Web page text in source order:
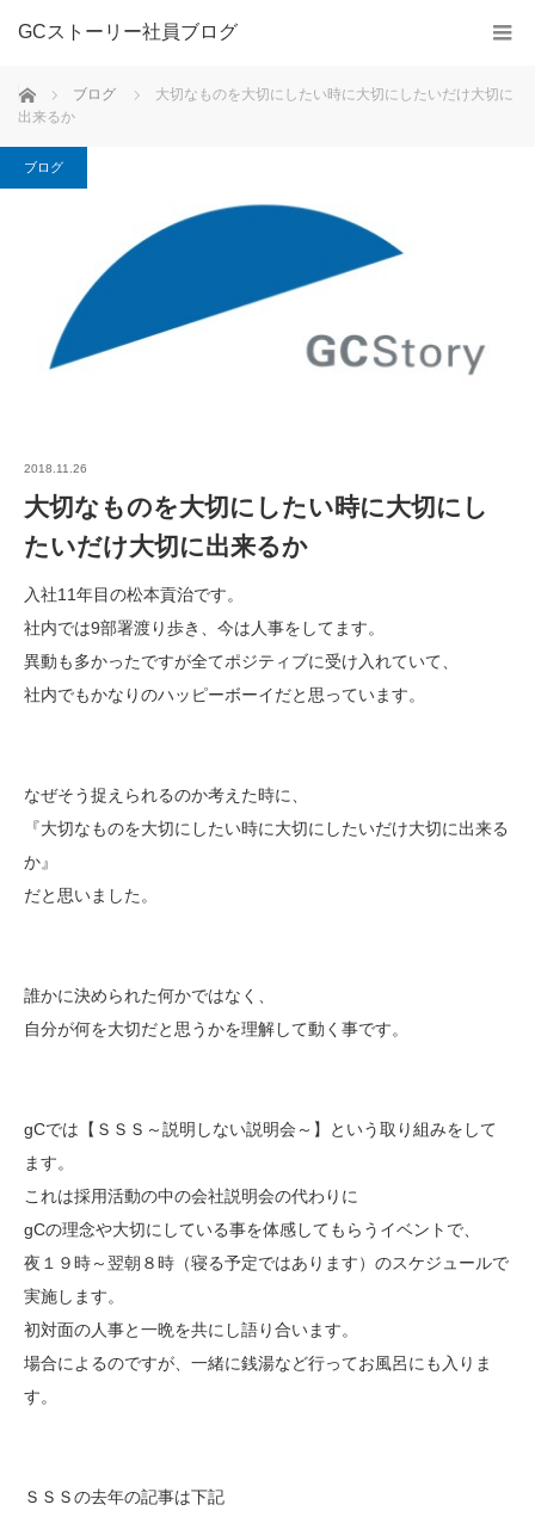
GCストーリー社員ブログ
ホーム ブログ
大切なものを大切にしたい時に大切にしたいだけ大切に
出来るか
ブログ
2018.11.26
大切なものを大切にしたい時に大切にし
たいだけ大切に出来るか
入社11年目の松本貢治です。
社内では9部署渡り歩き、今は人事をしてます。
異動も多かったですが全てポジティブに受け入れていて、
社内でもかなりのハッピーボーイだと思っています。
なぜそう捉えられるのか考えた時に、
『大切なものを大切にしたい時に大切にしたいだけ大切に出来る
か』
だと思いました。
誰かに決められた何かではなく、
自分が何を大切だと思うかを理解して動く事です。
gCでは【ＳＳＳ～説明しない説明会～】という取り組みをして
ます。
これは採用活動の中の会社説明会の代わりに
gCの理念や大切にしている事を体感してもらうイベントで、
夜１９時～翌朝８時（寝る予定ではあります）のスケジュールで
実施します。
初対面の人事と一晩を共にし語り合います。
場合によるのですが、一緒に銭湯など行ってお風呂にも入りま
す。
ＳＳＳの去年の記事は下記